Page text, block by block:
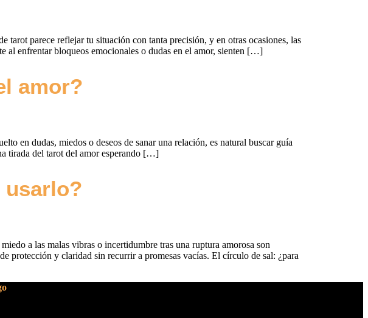
tarot parece reflejar tu situación con tanta precisión, y en otras ocasiones, las
al enfrentar bloqueos emocionales o dudas en el amor, sienten […]
amor?
en dudas, miedos o deseos de sanar una relación, es natural buscar guía
tirada del tarot del amor esperando […]
usarlo?
a las malas vibras o incertidumbre tras una ruptura amorosa son
protección y claridad sin recurrir a promesas vacías. El círculo de sal: ¿para